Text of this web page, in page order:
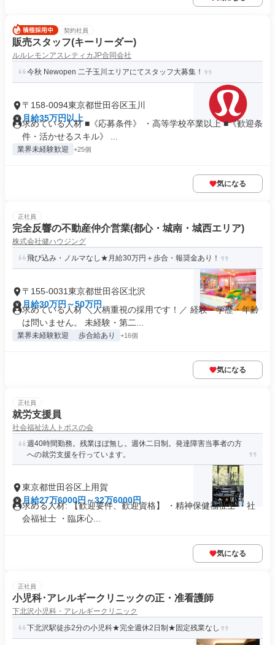
契約社員
販売スタッフ(キーリーダー)
ルルレモンアスレティカJP合同会社
今秋 Νewopen 二子玉川エリアにてスタッフ大募集！
〒158-0094東京都世田谷区玉川
月給35万円以上
求めている人材 ■《応募条件》 ・高等学校卒業以上 ■《歓迎条
件・活かせるスキル》 ...
業界未経験歓迎 +25個
気になる
正社員
完全反響の不動産仲介営業(都心・城南・城西エリア)
株式会社健ハウジング
飛び込み・ノルマなし★月給30万円＋歩合・報奨金あり！
〒155-0031東京都世田谷区北沢
月給30万円～50万円
求めている人材 ＼人柄重視の採用です！／ 経験・学歴・年齢
は問いません。 未経験・第二...
業界未経験歓迎 歩合給あり +16個
気になる
正社員
就労支援員
社会福祉法人トポスの会
週40時間勤務。残業ほぼ無し。週休二日制。発達障害当事者の方
への就労支援を行っています。
東京都世田谷区上用賀
月給27万6000円～32万6000円
求める人材: 【歓迎要件、歓迎資格】 ・精神保健福祉士 ・社
会福祉士 ・臨床心...
気になる
正社員
小児科･アレルギークリニックの正・准看護師
下北沢小児科・アレルギークリニック
下北沢駅徒歩2分の小児科★完全週休2日制★固定残業なし